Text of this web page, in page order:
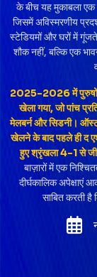
के बीच यह मुकाबला एक
जिसमें अविस्मरणीय
स्टेडियमों और घरों में
शौक नहीं, बल्कि एक
2025-2026 में पुरुषों
खेला गया, जो पांच
मेलबर्न और सिडनी।
खेलने के बाद पहले ही द
हुए श्रृंखला 4-1 से
बाज़ारों में एक
दीर्घकालिक अपेक्षाएं
साबित करती